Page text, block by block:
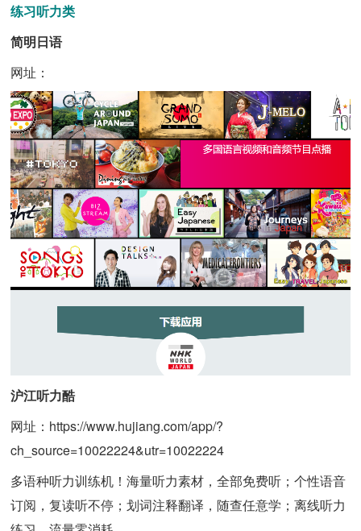
练习听力类
简明日语
网址：
沪江听力酷
网址：https://www.hujiang.com/app/?
ch_source=10022224&utr=10022224
多语种听力训练机！海量听力素材，全部免费听；个性语音
订阅，复读听不停；划词注释翻译，随查任意学；离线听力